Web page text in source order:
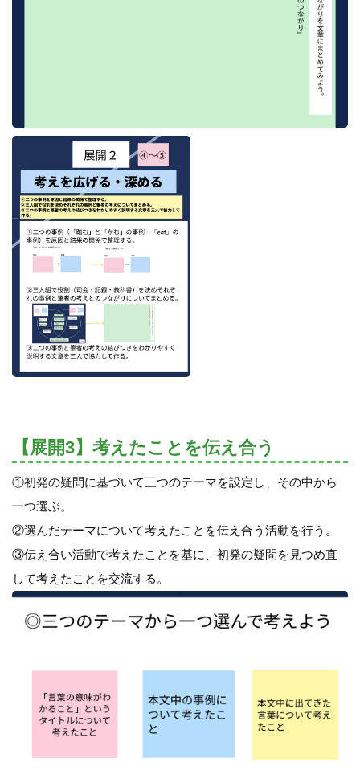
【展開3】考えたことを伝え合う
①初発の疑問に基づいて三つのテーマを設定し、その中から
一つ選ぶ。
②選んだテーマについて考えたことを伝え合う活動を行う。
③伝え合い活動で考えたことを基に、初発の疑問を見つめ直
して考えたことを交流する。